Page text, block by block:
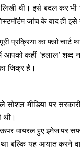
लिखी थी। इसे बदल कर
जांच के बाद ही इसे
प्रक्रिया का फ्लो
कहीं ‘हलाल’ शब्द
जिक्र है।
सोशल मीडिया पर
थी।
वायरल हुए इमेज पर
था बल्कि यह आयात करने